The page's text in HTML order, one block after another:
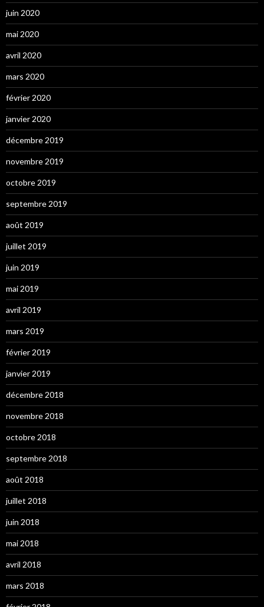
juin 2020
mai 2020
avril 2020
mars 2020
février 2020
janvier 2020
décembre 2019
novembre 2019
octobre 2019
septembre 2019
août 2019
juillet 2019
juin 2019
mai 2019
avril 2019
mars 2019
février 2019
janvier 2019
décembre 2018
novembre 2018
octobre 2018
septembre 2018
août 2018
juillet 2018
juin 2018
mai 2018
avril 2018
mars 2018